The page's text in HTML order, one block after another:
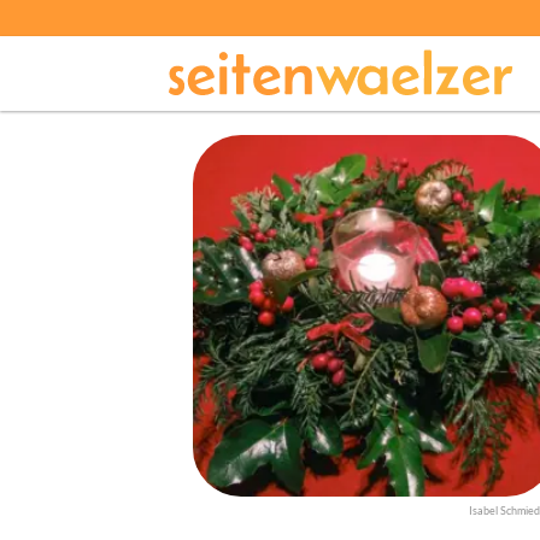
Isabel